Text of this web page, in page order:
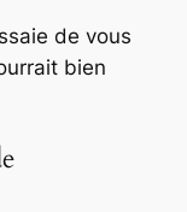
de vous
bien